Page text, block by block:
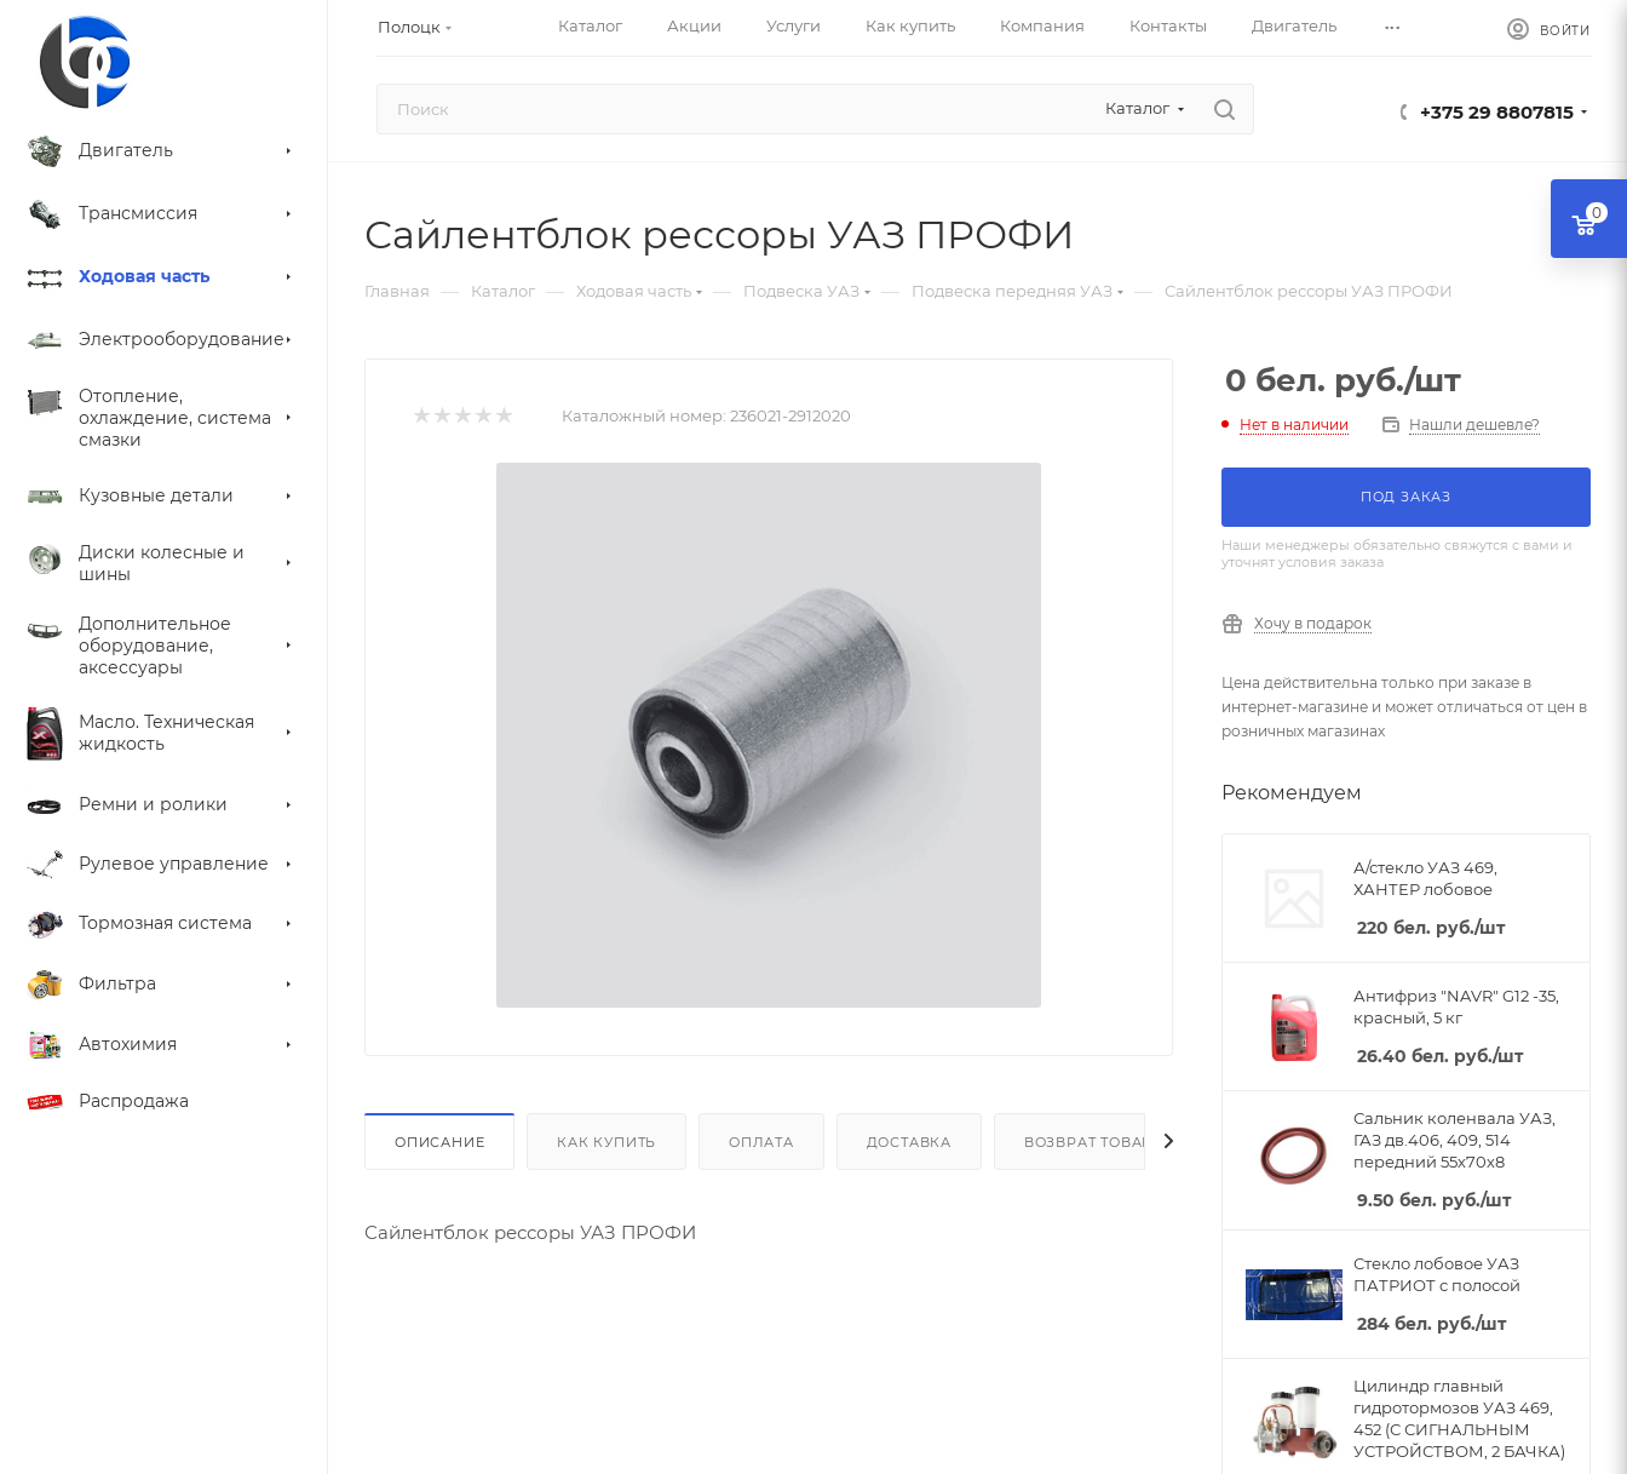
Полоцк Каталог Акции Услуги Как купить Компания Контакты Двигатель ... ВОЙТИ
Каталог +375 29 8807815
Двигатель
Трансмиссия
Ходовая часть
Электрооборудование
Отопление,
охлаждение, система
смазки
Кузовные детали
Диски колесные и
шины
Дополнительное
оборудование,
аксессуары
Масло. Техническая
жидкость
Ремни и ролики
Рулевое управление
Тормозная система
Фильтра
Автохимия
Распродажа
Сайлентблок рессоры УАЗ ПРОФИ
Главная — Каталог — Ходовая часть — Подвеска УАЗ — Подвеска передняя УАЗ — Сайлентблок рессоры УАЗ ПРОФИ
Каталожный номер: 236021-2912020
ОПИСАНИЕ КАК КУПИТЬ ОПЛАТА ДОСТАВКА ВОЗВРАТ ТОВАРА
Сайлентблок рессоры УАЗ ПРОФИ
0 бел. руб./шт
Нет в наличии Нашли дешевле?
ПОД ЗАКАЗ
Наши менеджеры обязательно свяжутся с вами и
уточнят условия заказа
Хочу в подарок
Цена действительна только при заказе в
интернет-магазине и может отличаться от цен в
розничных магазинах
Рекомендуем
А/стекло УАЗ 469,
ХАНТЕР лобовое
220 бел. руб./шт
Антифриз "NAVR" G12 -35,
красный, 5 кг
26.40 бел. руб./шт
Сальник коленвала УАЗ,
ГАЗ дв.406, 409, 514
передний 55х70х8
9.50 бел. руб./шт
Стекло лобовое УАЗ
ПАТРИОТ с полосой
284 бел. руб./шт
Цилиндр главный
гидротормозов УАЗ 469,
452 (С СИГНАЛЬНЫМ
УСТРОЙСТВОМ, 2 БАЧКА)
0